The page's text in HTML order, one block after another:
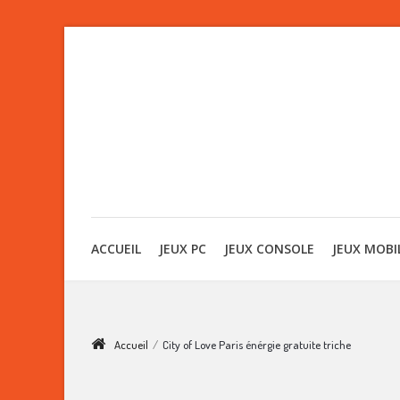
ACCUEIL JEUX PC JEUX CONSOLE JEUX
Accueil / City of Love Paris énérgie gratuite triche